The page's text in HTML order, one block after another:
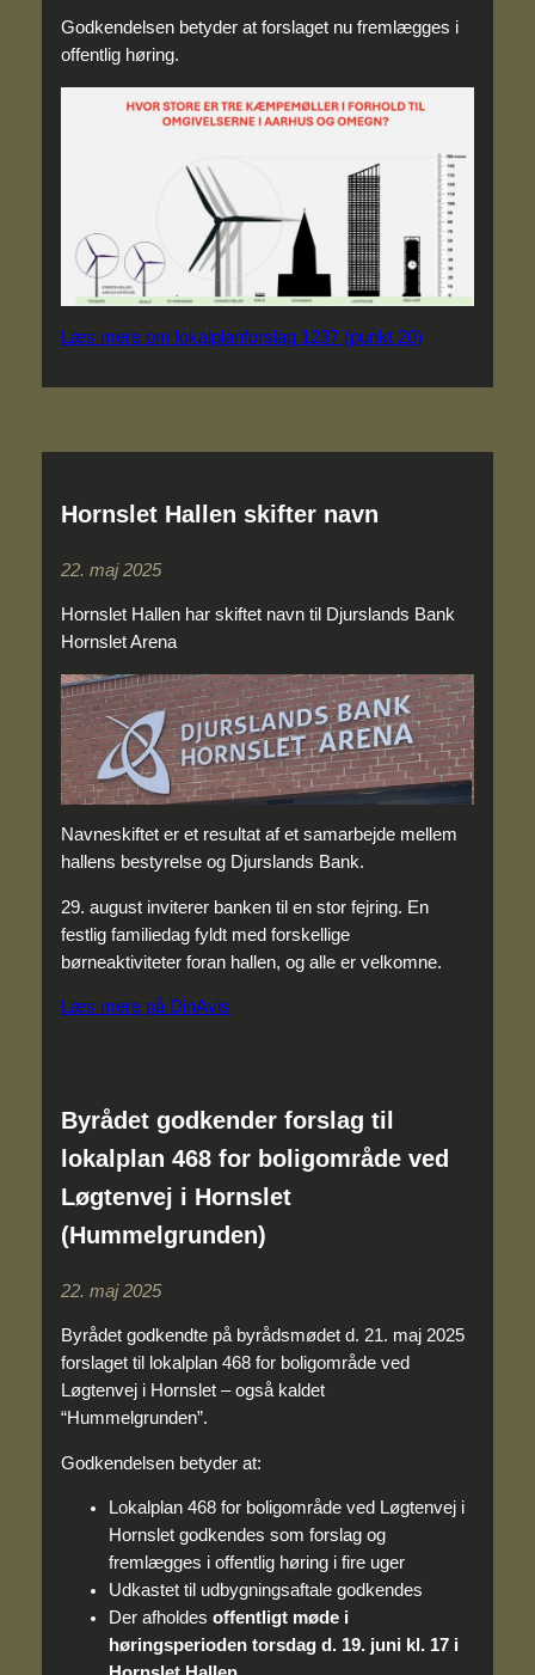
Godkendelsen betyder at forslaget nu fremlægges i
offentlig høring.
Læs mere om lokalplanforslag 1237 (punkt 20)
Hornslet Hallen skifter navn
22. maj 2025
Hornslet Hallen har skiftet navn til Djurslands Bank
Hornslet Arena
Navneskiftet er et resultat af et samarbejde mellem
hallens bestyrelse og Djurslands Bank.
29. august inviterer banken til en stor fejring. En
festlig familiedag fyldt med forskellige
børneaktiviteter foran hallen, og alle er velkomne.
Læs mere på DinAvis
Byrådet godkender forslag til
lokalplan 468 for boligområde ved
Løgtenvej i Hornslet
(Hummelgrunden)
22. maj 2025
Byrådet godkendte på byrådsmødet d. 21. maj 2025
forslaget til lokalplan 468 for boligområde ved
Løgtenvej i Hornslet – også kaldet
“Hummelgrunden”.
Godkendelsen betyder at:
Lokalplan 468 for boligområde ved Løgtenvej i
Hornslet godkendes som forslag og
fremlægges i offentlig høring i fire uger
Udkastet til udbygningsaftale godkendes
Der afholdes offentligt møde i
høringsperioden torsdag d. 19. juni kl. 17 i